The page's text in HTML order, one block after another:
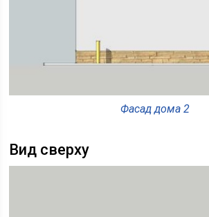
Фасад дома 2
Вид сверху